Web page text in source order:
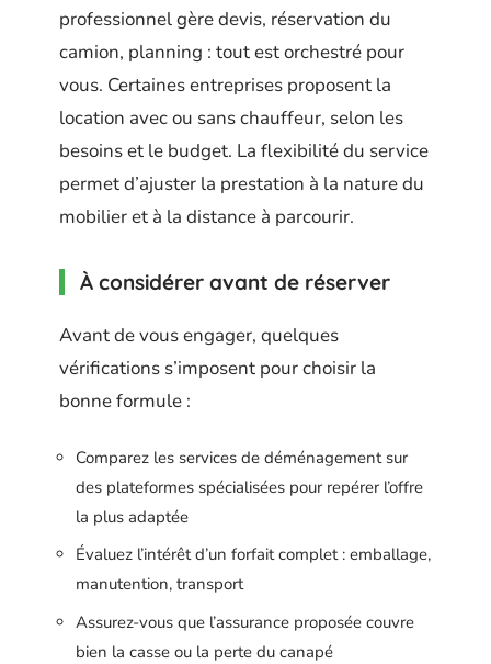
professionnel gère devis, réservation du
camion, planning : tout est orchestré pour
vous. Certaines entreprises proposent la
location avec ou sans chauffeur, selon les
besoins et le budget. La flexibilité du service
permet d’ajuster la prestation à la nature du
mobilier et à la distance à parcourir.
À considérer avant de réserver
Avant de vous engager, quelques
vérifications s’imposent pour choisir la
bonne formule :
Comparez les services de déménagement sur
des plateformes spécialisées pour repérer l’offre
la plus adaptée
Évaluez l’intérêt d’un forfait complet : emballage,
manutention, transport
Assurez-vous que l’assurance proposée couvre
bien la casse ou la perte du canapé